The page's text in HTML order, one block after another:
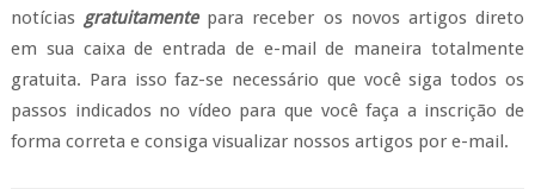
notíciasgratuitamentepara receber os novos artigos direto
em sua caixa de entrada de e-mail de maneira totalmente
gratuita. Para isso faz-se necessário que você siga todos os
passos indicados no vídeo para que você faça a inscrição de
forma correta e consiga visualizar nossos artigos por e-mail.